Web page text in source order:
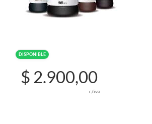
DISPONIBLE
$ 2.900,00
c/iva